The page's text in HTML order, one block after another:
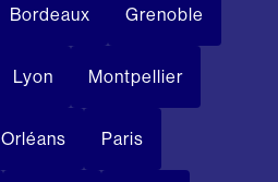
Bordeaux Grenoble
Lyon Montpellier
Orléans Paris